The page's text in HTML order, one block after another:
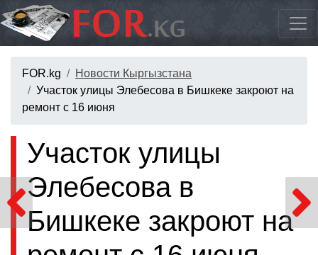
FOR.kg
Новости Кыргызстана
Участок улицы Элебесова в Бишкеке закроют на
ремонт с 16 июня
Участок улицы
Элебесова в
Бишкеке закроют на